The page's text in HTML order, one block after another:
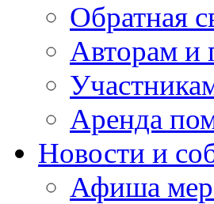
Обратная
Авторам и
Аренда
Новости и
Афиша